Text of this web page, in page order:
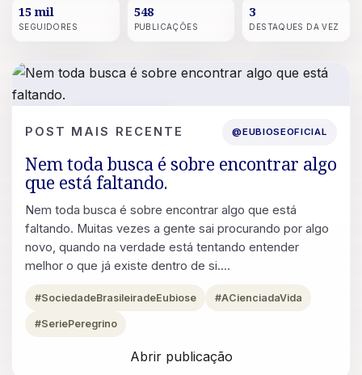
15 mil
SEGUIDORES
548
PUBLICAÇÕES
3
DESTAQUES DA VEZ
POST MAIS RECENTE @EUBIOSEOFICIAL
Nem toda busca é sobre encontrar algo
que está faltando.
Nem toda busca é sobre encontrar algo que está
faltando. Muitas vezes a gente sai procurando por algo
novo, quando na verdade está tentando entender
melhor o que já existe dentro de si....
#SociedadeBrasileiradeEubiose #ACienciadaVida
#SeriePeregrino
Abrir publicação